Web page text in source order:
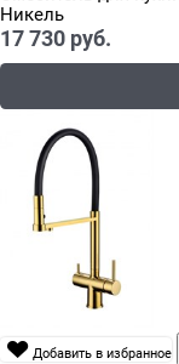
Никель
17 730 руб.
Добавить в избранное